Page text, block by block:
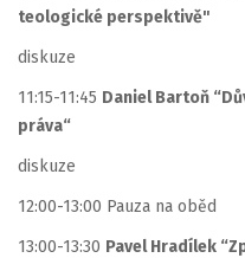
teologické perspektivě"
diskuze
11:15-11:45 Daniel Bartoň
práva“
diskuze
12:00-13:00 Pauza na oběd
13:00-13:30 Pavel Hradílek